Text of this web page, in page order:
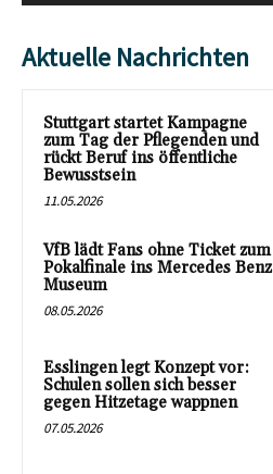
Aktuelle Nachrichten
Stuttgart startet Kampagne
zum Tag der Pflegenden und
rückt Beruf ins öffentliche
Bewusstsein
11.05.2026
VfB lädt Fans ohne Ticket zum
Pokalfinale ins Mercedes Benz
Museum
08.05.2026
Esslingen legt Konzept vor:
Schulen sollen sich besser
gegen Hitzetage wappnen
07.05.2026